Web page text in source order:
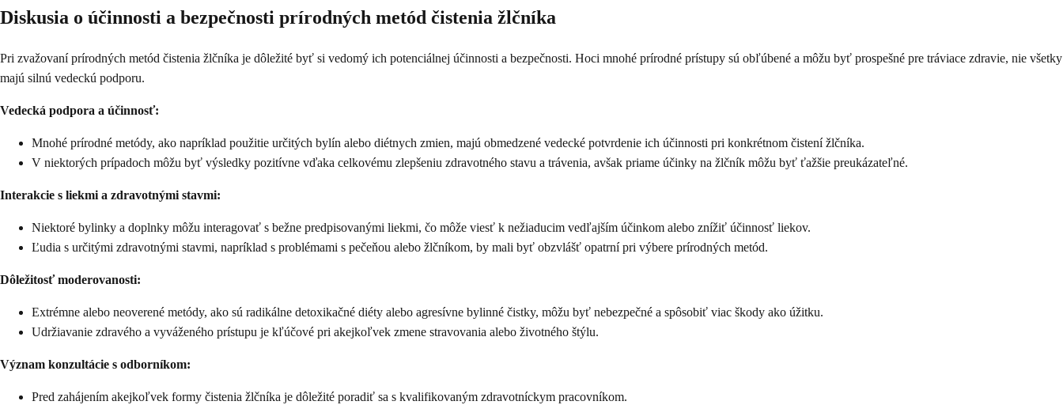
Diskusia o účinnosti a bezpečnosti prírodných metód čistenia žlčníka
Pri zvažovaní prírodných metód čistenia žlčníka je dôležité byť si vedomý ich potenciálnej účinnosti a bezpečnosti. Hoci mnohé prírodné prístupy sú obľúbené a môžu byť prospešné pre tráviace zdravie, nie všetky
majú silnú vedeckú podporu.
Vedecká podpora a účinnosť:
Mnohé prírodné metódy, ako napríklad použitie určitých bylín alebo diétnych zmien, majú obmedzené vedecké potvrdenie ich účinnosti pri konkrétnom čistení žlčníka.
V niektorých prípadoch môžu byť výsledky pozitívne vďaka celkovému zlepšeniu zdravotného stavu a trávenia, avšak priame účinky na žlčník môžu byť ťažšie preukázateľné.
Interakcie s liekmi a zdravotnými stavmi:
Niektoré bylinky a doplnky môžu interagovať s bežne predpisovanými liekmi, čo môže viesť k nežiaducim vedľajším účinkom alebo znížiť účinnosť liekov.
Ľudia s určitými zdravotnými stavmi, napríklad s problémami s pečeňou alebo žlčníkom, by mali byť obzvlášť opatrní pri výbere prírodných metód.
Dôležitosť moderovanosti:
Extrémne alebo neoverené metódy, ako sú radikálne detoxikačné diéty alebo agresívne bylinné čistky, môžu byť nebezpečné a spôsobiť viac škody ako úžitku.
Udržiavanie zdravého a vyváženého prístupu je kľúčové pri akejkoľvek zmene stravovania alebo životného štýlu.
Význam konzultácie s odborníkom:
Pred zahájením akejkoľvek formy čistenia žlčníka je dôležité poradiť sa s kvalifikovaným zdravotníckym pracovníkom.